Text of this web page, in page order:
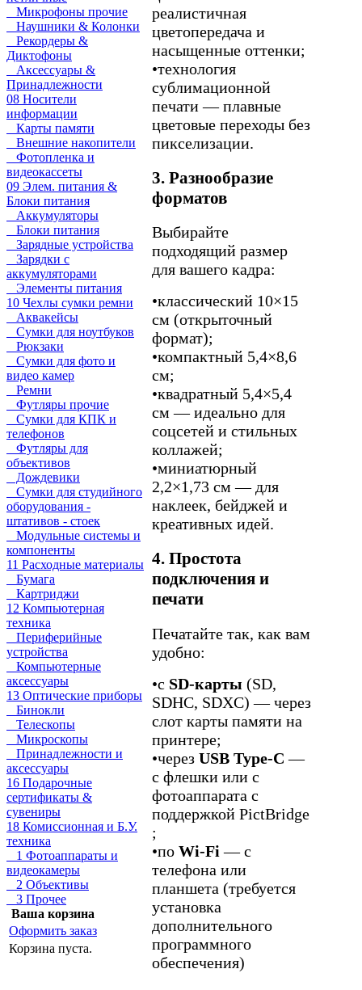
Микрофоны прочие
Наушники & Колонки
Рекордеры &
Диктофоны
Аксессуары &
Принадлежности
08 Носители
информации
Карты памяти
Внешние накопители
Фотопленка и
видеокассеты
09 Элем. питания &
Блоки питания
Аккумуляторы
Блоки питания
Зарядные устройства
Зарядки с
аккумуляторами
Элементы питания
10 Чехлы сумки ремни
Аквакейсы
Сумки для ноутбуков
Рюкзаки
Сумки для фото и
видео камер
Ремни
Футляры прочие
Сумки для КПК и
телефонов
Футляры для
объективов
Дождевики
Сумки для студийного
оборудования -
штативов - стоек
Модульные системы и
компоненты
11 Расходные материалы
Бумага
Картриджи
12 Компьютерная
техника
Периферийные
устройства
Компьютерные
аксессуары
13 Оптические приборы
Бинокли
Телескопы
Микроскопы
Принадлежности и
аксессуары
16 Подарочные
сертификаты &
сувениры
18 Комиссионная и Б.У.
техника
1 Фотоаппараты и
видеокамеры
2 Объективы
3 Прочее
Ваша корзина
Оформить заказ
Корзина пуста.
реалистичная
цветопередача и
насыщенные оттенки;
•технология
сублимационной
печати — плавные
цветовые переходы без
пикселизации.
3. Разнообразие
форматов
Выбирайте
подходящий размер
для вашего кадра:
•классический 10×15
см (открыточный
формат);
•компактный 5,4×8,6
см;
•квадратный 5,4×5,4
см — идеально для
соцсетей и стильных
коллажей;
•миниатюрный
2,2×1,73 см — для
наклеек, бейджей и
креативных идей.
4. Простота
подключения и
печати
Печатайте так, как вам
удобно:
•с SD‑карты (SD,
SDHC, SDXC) — через
слот карты памяти на
принтере;
•через USB Type‑C —
с флешки или с
фотоаппарата с
поддержкой PictBridge
;
•по Wi‑Fi — с
телефона или
планшета (требуется
установка
дополнительного
программного
обеспечения)